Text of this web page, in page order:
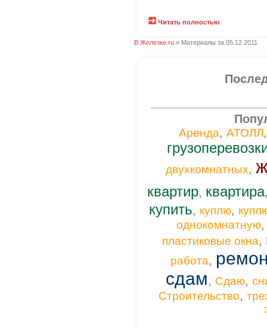
Читать полностью
В Железке.ru » Материалы за 05.12.2011
Аренда, АТОЛЛ
двухкомнатных,
квартир, квартира
купить, куплю,
однокомнатную
пластиковые окна,
работа,
сдам, Сдаю,
Строительство,